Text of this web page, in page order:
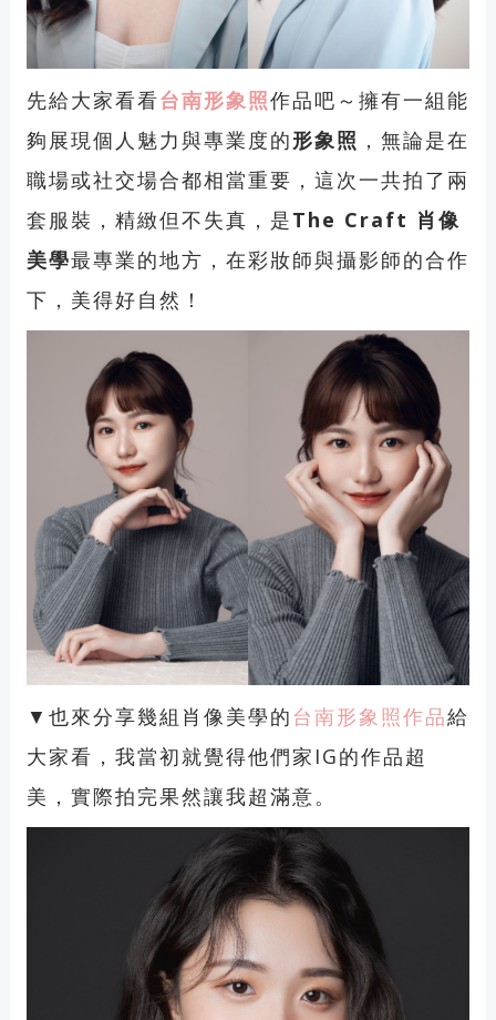
先給大家看看台南形象照作品吧～擁有一組能
夠展現個人魅力與專業度的形象照 ，無論是在
職場或社交場合都相當重要，這次一共拍了兩
套服裝， 精緻但不失真 ，是The Craft 肖像
美學最專業的地方，在彩妝師與攝影師的合作
下， 美得好自然！
▼也來分享幾組 肖像美學的台南形象照作品給
大家看，我當初就覺得他們家IG的作品超
美，實際拍完果然讓我超滿意。